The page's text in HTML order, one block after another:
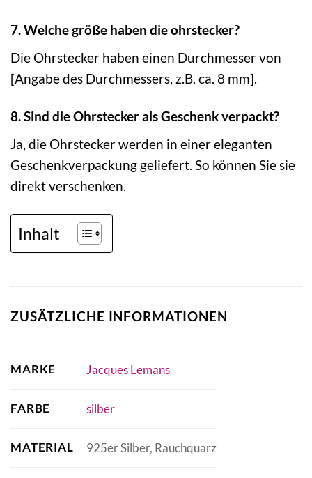
7. Welche größe haben die ohrstecker?
Die Ohrstecker haben einen Durchmesser von
[Angabe des Durchmessers, z.B. ca. 8 mm].
8. Sind die Ohrstecker als Geschenk verpackt?
Ja, die Ohrstecker werden in einer eleganten
Geschenkverpackung geliefert. So können Sie sie
direkt verschenken.
Inhalt
ZUSÄTZLICHE INFORMATIONEN
MARKE Jacques Lemans
FARBE silber
MATERIAL 925er Silber, Rauchquarz